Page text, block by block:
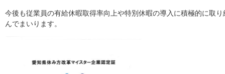
今後も従業員の有給休暇取得率向上や特別休暇の導入に積極的に取り
んでまいります。